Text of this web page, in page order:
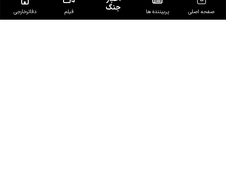
صفحه اصلی پربیننده ها جنگ فیلم دفاتر‌خارجی